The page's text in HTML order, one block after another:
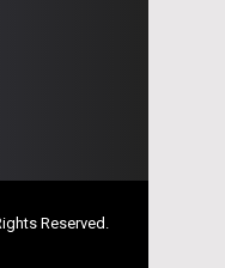
Reserved.